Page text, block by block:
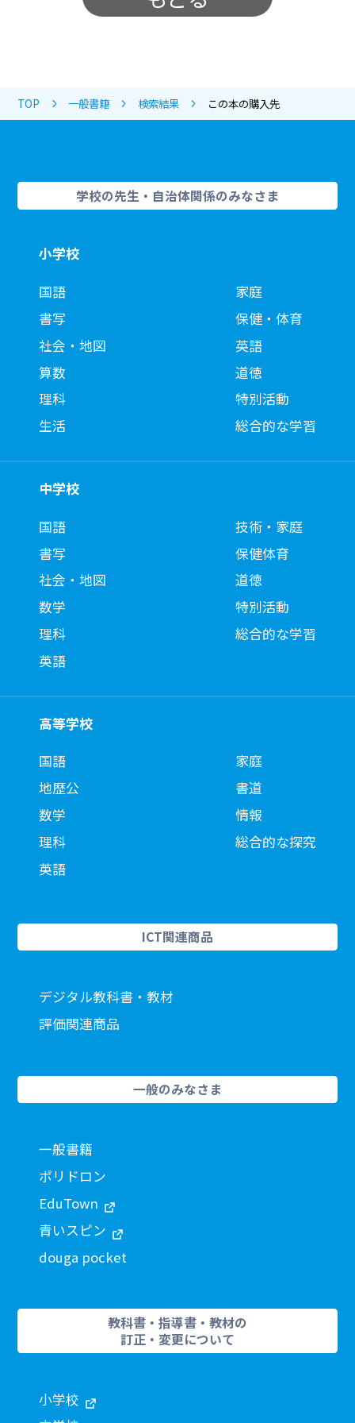
TOP 一般書籍 検索結果 この本の購入先
学校の先生・自治体関係のみなさま
小学校
国語
書写
社会・地図
算数
理科
生活
家庭
保健・体育
英語
道徳
特別活動
総合的な学習
中学校
国語
書写
社会・地図
数学
理科
英語
技術・家庭
保健体育
道徳
特別活動
総合的な学習
高等学校
国語
地歴公
数学
理科
英語
家庭
書道
情報
総合的な探究
ICT関連商品
デジタル教科書・教材
評価関連商品
一般のみなさま
一般書籍
ポリドロン
EduTown
青いスピン
douga pocket
教科書・指導書・教材の
訂正・変更について
小学校